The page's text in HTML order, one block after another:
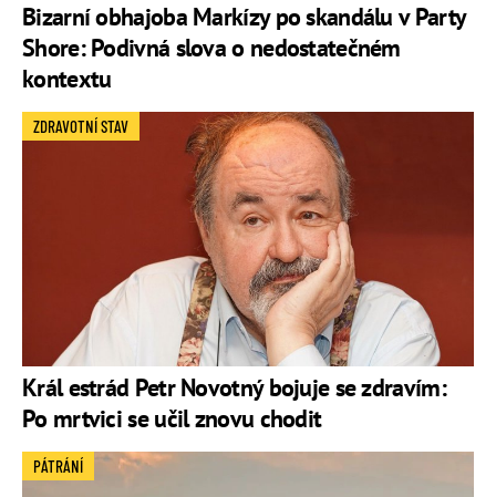
Bizarní obhajoba Markízy po skandálu v Party
Shore: Podivná slova o nedostatečném
kontextu
Král estrád Petr Novotný bojuje se zdravím:
Po mrtvici se učil znovu chodit
ZDRAVOTNÍ STAV
PÁTRÁNÍ